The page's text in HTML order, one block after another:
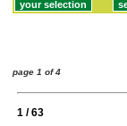
page 1 of 4
1 / 63